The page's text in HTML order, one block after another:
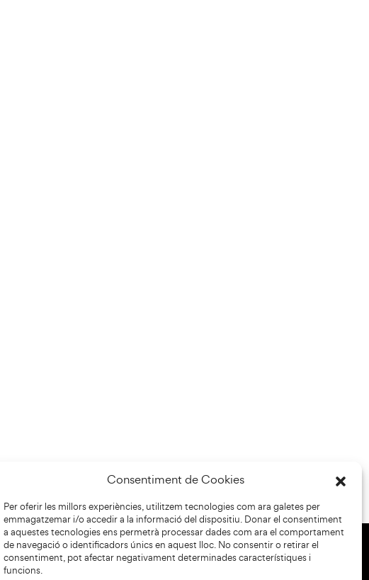
Consentiment de Cookies
Per oferir les millors experiències, utilitzem tecnologies com ara galetes per
emmagatzemar i/o accedir a la informació del dispositiu. Donar el consentiment
a aquestes tecnologies ens permetrà processar dades com ara el comportament
de navegació o identificadors únics en aquest lloc. No consentir o retirar el
consentiment, pot afectar negativament determinades característiques i
funcions.